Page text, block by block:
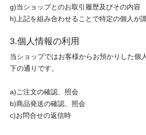
g)当ショップとのお取引履歴及びその内容
h)上記を組み合わせることで特定の個人が
3.個人情報の利用
当ショップではお客様からお預かりした個
下の通りです。
a)ご注文の確認、照会
b)商品発送の確認、照会
c)お問合せの返信時